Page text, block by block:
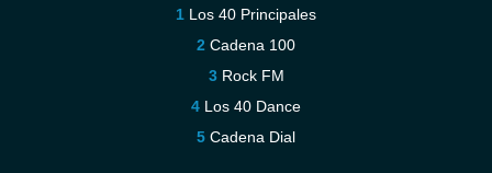
Los 40 Principales
Cadena 100
Rock FM
Los 40 Dance
Cadena Dial